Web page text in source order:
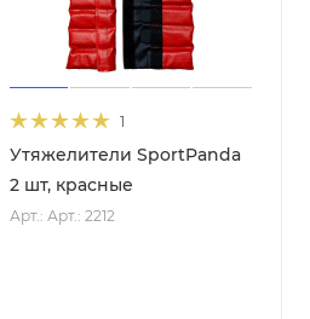
1
Утяжелители SportPanda
2 шт, красные
Арт.: Арт.: 2212